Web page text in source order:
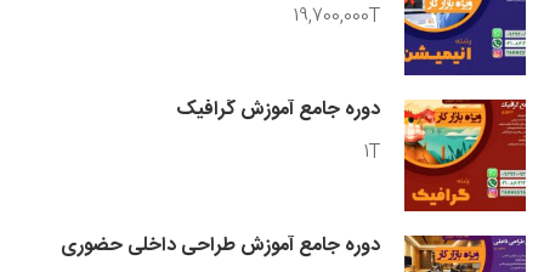
19,700,000T
دوره جامع آموزش گرافیک
1T
دوره جامع آموزش طراحی داخلی حضوری